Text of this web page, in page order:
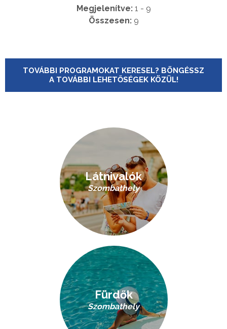
Megjelenítve: 1 - 9
Összesen: 9
TOVÁBBI PROGRAMOKAT KERESEL? BÖNGÉSSZ
A TOVÁBBI LEHETŐSÉGEK KÖZÜL!
Látnivalók
Szombathely
Fürdők
Szombathely